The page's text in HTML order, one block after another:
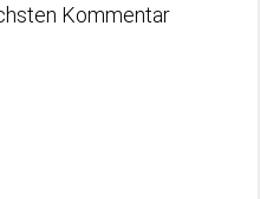
Kommentar